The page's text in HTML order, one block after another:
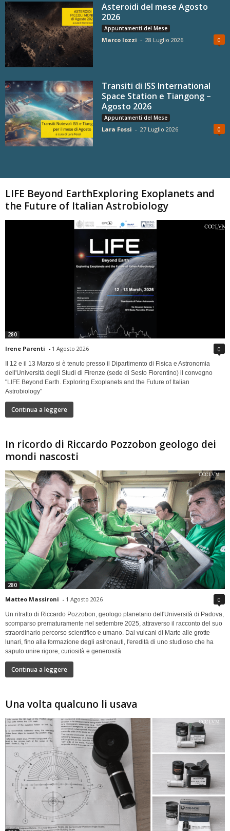
Asteroidi del mese Agosto
2026
Appuntamenti del Mese
Marco Iozzi - 28 Luglio 2026 0
Transiti di ISS International
Space Station e Tiangong –
Agosto 2026
Appuntamenti del Mese
Lara Fossi - 27 Luglio 2026 0
LIFE Beyond EarthExploring Exoplanets and
the Future of Italian Astrobiology
280
Irene Parenti - 1 Agosto 2026 0
Il 12 e il 13 Marzo si è tenuto presso il Dipartimento di Fisica e Astronomia
dell'Università degli Studi di Firenze (sede di Sesto Fiorentino) il convegno
"LIFE Beyond Earth. Exploring Exoplanets and the Future of Italian
Astrobiology"
Continua a leggere
In ricordo di Riccardo Pozzobon geologo dei
mondi nascosti
280
Matteo Massironi - 1 Agosto 2026 0
Un ritratto di Riccardo Pozzobon, geologo planetario dell'Università di Padova,
scomparso prematuramente nel settembre 2025, attraverso il racconto del suo
straordinario percorso scientifico e umano. Dai vulcani di Marte alle grotte
lunari, fino alla formazione degli astronauti, l'eredità di uno studioso che ha
saputo unire rigore, curiosità e generosità
Continua a leggere
Una volta qualcuno li usava